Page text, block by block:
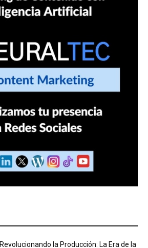
Revolucionando la Producción: La Era de la